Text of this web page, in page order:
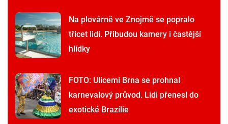
Na plovárně ve Znojmě se popralo
třicet lidí. Přibudou kamery i častější
hlídky
FOTO: Ulicemi Brna se prohnal
karnevalový průvod. Lidi přenesl do
exotické Brazílie